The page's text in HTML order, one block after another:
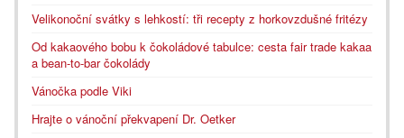
Velikonoční svátky s lehkostí: tři recepty z horkovzdušné fritézy
Od kakaového bobu k čokoládové tabulce: cesta fair trade kakaa
a bean-to-bar čokolády
Vánočka podle Viki
Hrajte o vánoční překvapení Dr. Oetker